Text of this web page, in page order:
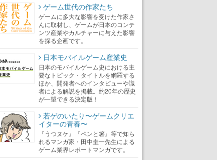
ゲーム世代の作家たち
ゲームに多大な影響を受けた作家さ
んに取材し、ゲームが日本のコンテ
ンツ産業やカルチャーに与えた影響
を探る企画です。
日本モバイルゲーム産業史
日本のモバイルゲーム史における主
要なトピック・タイトルを網羅する
ほか、開発者へのインタビューや識
者による解説を掲載。約20年の歴史
が一望できる決定版！
若ゲのいたり〜ゲームクリエ
イターの青春〜
『うつヌケ』『ペンと箸』等で知ら
れるマンガ家・田中圭一先生による
ゲーム業界レポートマンガです。